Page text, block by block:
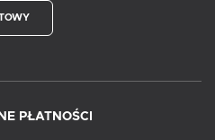
PŁATNOŚCI